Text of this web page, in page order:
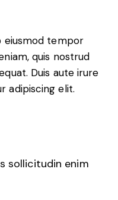
eiusmod tempor
quis nostrud
Duis aute irure
adipiscing elit.
sollicitudin enim